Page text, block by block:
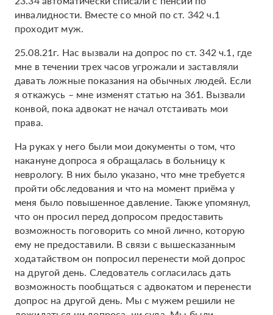
инвалидности. Вместе со мной по ст. 342 ч.1
проходит муж.
25.08.21г. Нас вызвали на допрос по ст. 342 ч.1, где
мне в течении трех часов угрожали и заставляли
давать ложные показания на обычных людей. Если
я откажусь – мне изменят статью на 361. Вызвали
конвой, пока адвокат не начал отстаивать мои
права.
На руках у него были мои документы о том, что
накануне допроса я обращалась в больницу к
неврологу. В них было указано, что мне требуется
пройти обследования и что на момент приёма у
меня было повышенное давление. Также упомянул,
что он просил перед допросом предоставить
возможность поговорить со мной лично, которую
ему не предоставили. В связи с вышесказанным
ходатайством он попросил перенести мой допрос
на другой день. Следователь согласилась дать
возможность пообщаться с адвокатом и перенести
допрос на другой день. Мы с мужем решили не